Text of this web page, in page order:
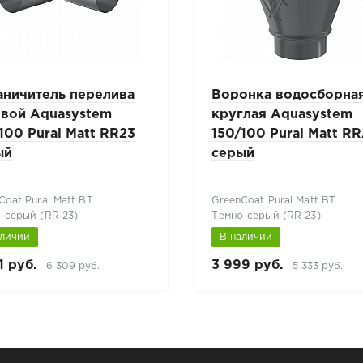
перелива
Aquasystem
Pural Matt RR23
Pural Matt BT
серый (RR 23)
руб. 6 309 руб.
Воронка
круглая Aquasystem
150/100 Pural Matt
серый
GreenCoat Pural Matt BT
Темно-серый (RR 23)
В наличии
3 999 руб. 5 333 руб.